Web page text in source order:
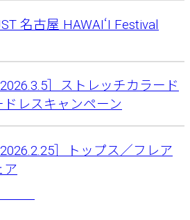
名古屋 HAWAIʻI Festival
2026.3.5］ストレッチカラード
ドレスキャンペーン
2026.2.25］トップス／フレア
ア